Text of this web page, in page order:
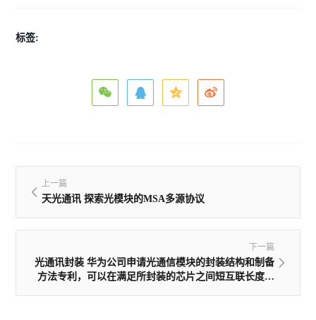
标签:
上一篇
天光通讯 探索光模块的MSA多源协议
下一篇
光通讯封装 华为公司申请光通信模块的封装结构和制备
方法专利，可以在满足所封装的芯片之间短互联长度的